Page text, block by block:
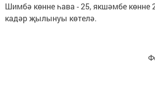
Шимбә көнне һава - 25, якшәмбе көнне
кадәр җылынуы көтелә.